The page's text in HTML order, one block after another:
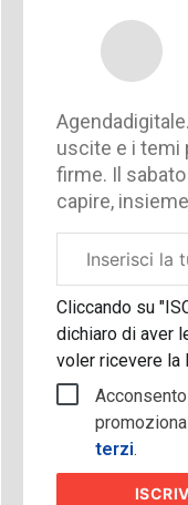
uscite e i temi
firme. Il
capire,
aziendale
Cliccando su
dichiaro di aver
voler ricevere la
terzi.